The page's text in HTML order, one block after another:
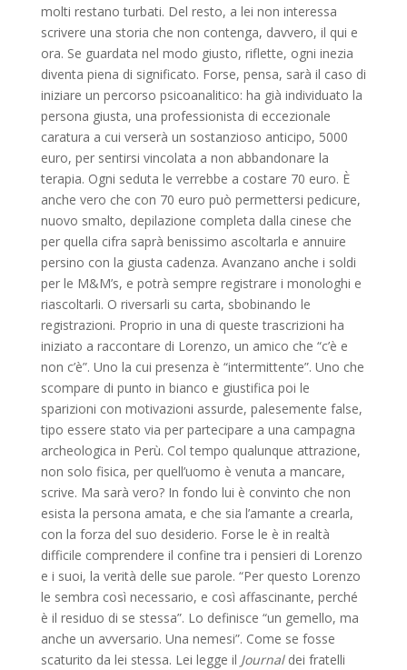
molti restano turbati. Del resto, a lei non interessa
scrivere una storia che non contenga, davvero, il qui e
ora. Se guardata nel modo giusto, riflette, ogni inezia
diventa piena di significato. Forse, pensa, sarà il caso di
iniziare un percorso psicoanalitico: ha già individuato la
persona giusta, una professionista di eccezionale
caratura a cui verserà un sostanzioso anticipo, 5000
euro, per sentirsi vincolata a non abbandonare la
terapia. Ogni seduta le verrebbe a costare 70 euro. È
anche vero che con 70 euro può permettersi pedicure,
nuovo smalto, depilazione completa dalla cinese che
per quella cifra saprà benissimo ascoltarla e annuire
persino con la giusta cadenza. Avanzano anche i soldi
per le M&M’s, e potrà sempre registrare i monologhi e
riascoltarli. O riversarli su carta, sbobinando le
registrazioni. Proprio in una di queste trascrizioni ha
iniziato a raccontare di Lorenzo, un amico che “c’è e
non c’è”. Uno la cui presenza è “intermittente”. Uno che
scompare di punto in bianco e giustifica poi le
sparizioni con motivazioni assurde, palesemente false,
tipo essere stato via per partecipare a una campagna
archeologica in Perù. Col tempo qualunque attrazione,
non solo fisica, per quell’uomo è venuta a mancare,
scrive. Ma sarà vero? In fondo lui è convinto che non
esista la persona amata, e che sia l’amante a crearla,
con la forza del suo desiderio. Forse le è in realtà
difficile comprendere il confine tra i pensieri di Lorenzo
e i suoi, la verità delle sue parole. “Per questo Lorenzo
le sembra così necessario, e così affascinante, perché
è il residuo di se stessa”. Lo definisce “un gemello, ma
anche un avversario. Una nemesi”. Come se fosse
scaturito da lei stessa. Lei legge il Journaldei fratelli